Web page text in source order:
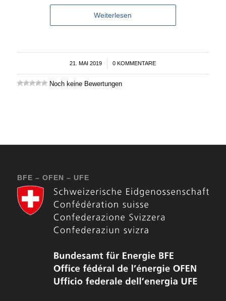
Weiterlesen
21. MAI 2019
/ 0 KOMMENTARE
Noch keine Bewertungen
BFE – OFEN – UFE